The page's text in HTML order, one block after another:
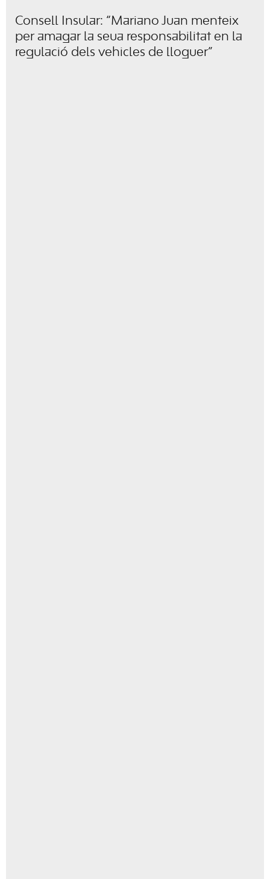
Consell Insular: “Mariano Juan menteix
per amagar la seua responsabilitat en la
regulació dels vehicles de lloguer”